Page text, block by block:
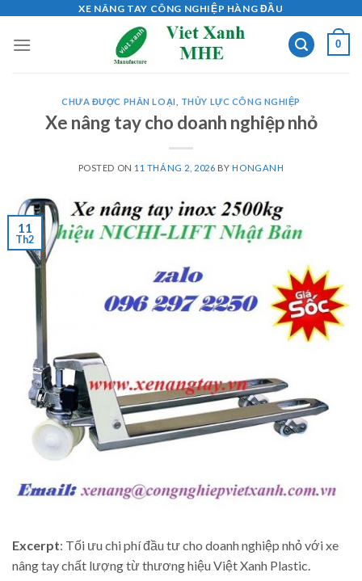
content
XE NÂNG TAY CÔNG NGHIỆP HÀNG ĐẦU
0
CHƯA ĐƯỢC PHÂN LOẠI THỦY LỰC CÔNG NGHIỆP
Xe nâng tay cho doanh nghiệp nhỏ
POSTED ON 11 THÁNG 2, 2026 BYHONGANH
11
Th2
Excerpt: Tối ưu chi phí đầu tư cho doanh nghiệp nhỏ với xe
nâng tay chất lượng từ thương hiệu Việt Xanh Plastic.